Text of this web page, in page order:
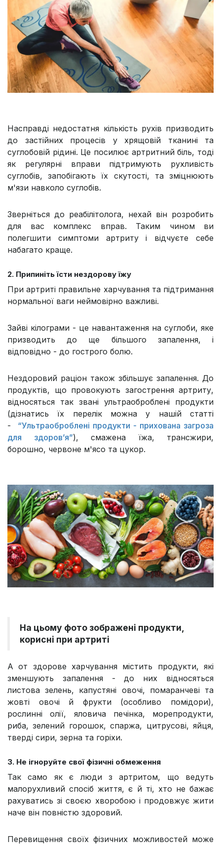
Насправді недостатня кількість рухів призводить
до застійних процесів у хрящовій тканині та
суглобовій рідині. Це посилює артритний біль, тоді
як регулярні вправи підтримують рухливість
суглобів, запобігають їх скутості, та зміцнюють
м'язи навколо суглобів.
Зверніться до реабілітолога, нехай він розробить
для вас комплекс вправ. Таким чином ви
полегшити симптоми артриту і відчуєте себе
набагато краще.
2. Припиніть їсти нездорову їжу
При артриті правильне харчування та підтримання
нормальної ваги неймовірно важливі.
Зайві кілограми - це навантаження на суглоби, яке
призводить до ще більшого запалення, і
відповідно - до гострого болю.
Нездоровий раціон також збільшує запалення. До
продуктів, що провокують загострення артриту,
відносяться так звані ультраоброблені продукти
(дізнатись їх перелік можна у нашій статті
-
“Ультраоброблені продукти - прихована загроза
для здоров’я”), смажена їжа, трансжири,
борошно, червоне м'ясо та цукор.
На цьому фото зображені продукти,
корисні при артриті
А от здорове харчування містить продукти, які
зменшують запалення - до них відносяться
листова зелень, капустяні овочі, помаранчеві та
жовті овочі й фрукти (особливо помідори),
рослинні олії, яловича печінка, морепродукти,
риба, зелений горошок, спаржа, цитрусові, яйця,
тверді сири, зерна та горіхи.
3. Не ігноруйте свої фізичні обмеження
Так само як є люди з артритом, що ведуть
малорухливий спосіб життя, є й ті, хто не бажає
рахуватись зі своєю хворобою і продовжує жити
наче він повністю здоровий.
Перевищення своїх фізичних можливостей може